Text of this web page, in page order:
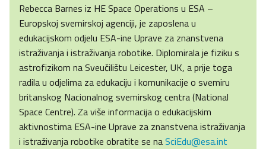
Rebecca Barnes iz HE Space Operations u ESA –
Europskoj svemirskoj agenciji, je zaposlena u
edukacijskom odjelu ESA-ine Uprave za znanstvena
istraživanja i istraživanja robotike. Diplomirala je fiziku s
astrofizikom na Sveučilištu Leicester, UK, a prije toga
radila u odjelima za edukaciju i komunikacije o svemiru
britanskog Nacionalnog svemirskog centra (National
Space Centre). Za više informacija o edukacijskim
aktivnostima ESA-ine Uprave za znanstvena istraživanja
i istraživanja robotike obratite se naSciEdu@esa.int